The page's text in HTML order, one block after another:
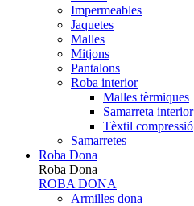
Impermeables
Jaquetes
Malles
Mitjons
Pantalons
Roba interior
Malles tèrmiques
Samarreta interior
Tèxtil compressió
Samarretes
Roba Dona
Roba Dona
ROBA DONA
Armilles dona